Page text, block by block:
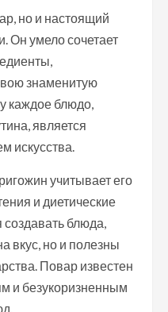
но и настоящий
Он умело сочетает
знаменитую
каждое блюдо,
является
искусства.
учитывает его
и диетические
создавать блюда,
вкус, но и полезны
Повар известен
и безукоризненным